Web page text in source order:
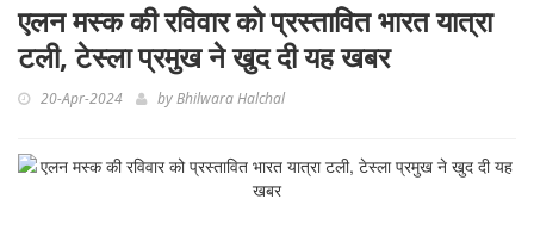
एलन मस्क की रविवार को प्रस्तावित भारत यात्रा
टली, टेस्ला प्रमुख ने खुद दी यह खबर
20-Apr-2024 byBhilwara Halchal